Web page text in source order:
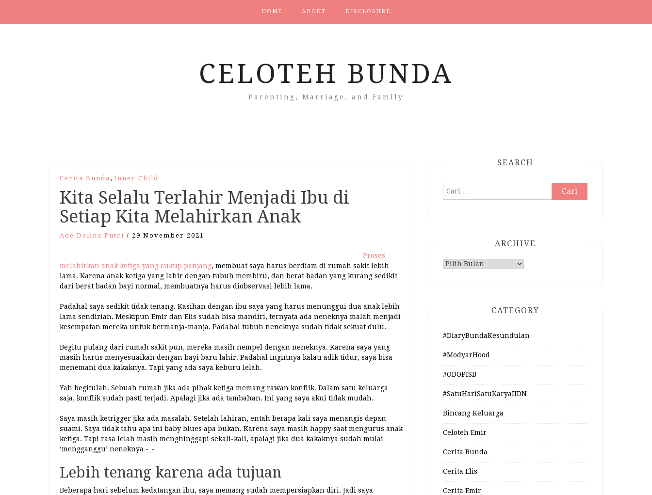
HOME ABOUT DISCLOSURE
CELOTEH BUNDA
Parenting, Marriage, and Family
Cerita Bunda , Inner Child
Kita Selalu Terlahir Menjadi Ibu di
Setiap Kita Melahirkan Anak
Ade Delina Putri / 29 November 2021
Proses
melahirkan anak ketiga yang cukup panjang, membuat saya harus berdiam di rumah sakit lebih
lama. Karena anak ketiga yang lahir dengan tubuh membiru, dan berat badan yang kurang sedikit
dari berat badan bayi normal, membuatnya harus diobservasi lebih lama.
Padahal saya sedikit tidak tenang. Kasihan dengan ibu saya yang harus menunggui dua anak lebih
lama sendirian. Meskipun Emir dan Elis sudah bisa mandiri, ternyata ada neneknya malah menjadi
kesempatan mereka untuk bermanja-manja. Padahal tubuh neneknya sudah tidak sekuat dulu.
Begitu pulang dari rumah sakit pun, mereka masih nempel dengan neneknya. Karena saya yang
masih harus menyesuaikan dengan bayi baru lahir. Padahal inginnya kalau adik tidur, saya bisa
menemani dua kakaknya. Tapi yang ada saya keburu lelah.
Yah begitulah. Sebuah rumah jika ada pihak ketiga memang rawan konflik. Dalam satu keluarga
saja, konflik sudah pasti terjadi. Apalagi jika ada tambahan. Ini yang saya akui tidak mudah.
Saya masih ketrigger jika ada masalah. Setelah lahiran, entah berapa kali saya menangis depan
suami. Saya tidak tahu apa ini baby blues apa bukan. Karena saya masih happy saat mengurus anak
ketiga. Tapi rasa lelah masih menghinggapi sekali-kali, apalagi jika dua kakaknya sudah mulai
‘mengganggu’ neneknya -_-
Lebih tenang karena ada tujuan
Beberapa hari sebelum kedatangan ibu, saya memang sudah mempersiapkan diri. Jadi saya
SEARCH
Cari
untuk:
ARCHIVE
Archive
CATEGORY
#DiaryBundaKesundulan
#ModyarHood
#ODOPISB
#SatuHariSatuKaryaIIDN
Bincang Keluarga
Celoteh Emir
Cerita Bunda
Cerita Elis
Cerita Emir